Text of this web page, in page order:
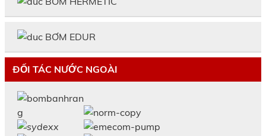
BƠM EDUR
ĐỐI TÁC NƯỚC NGOÀI